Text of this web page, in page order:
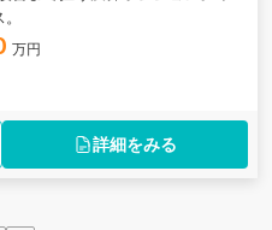
万円
詳細をみる